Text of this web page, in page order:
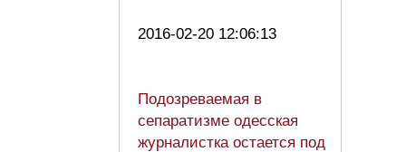
2016-02-20 12:06:13
Подозреваемая в
сепаратизме одесская
журналистка остается под